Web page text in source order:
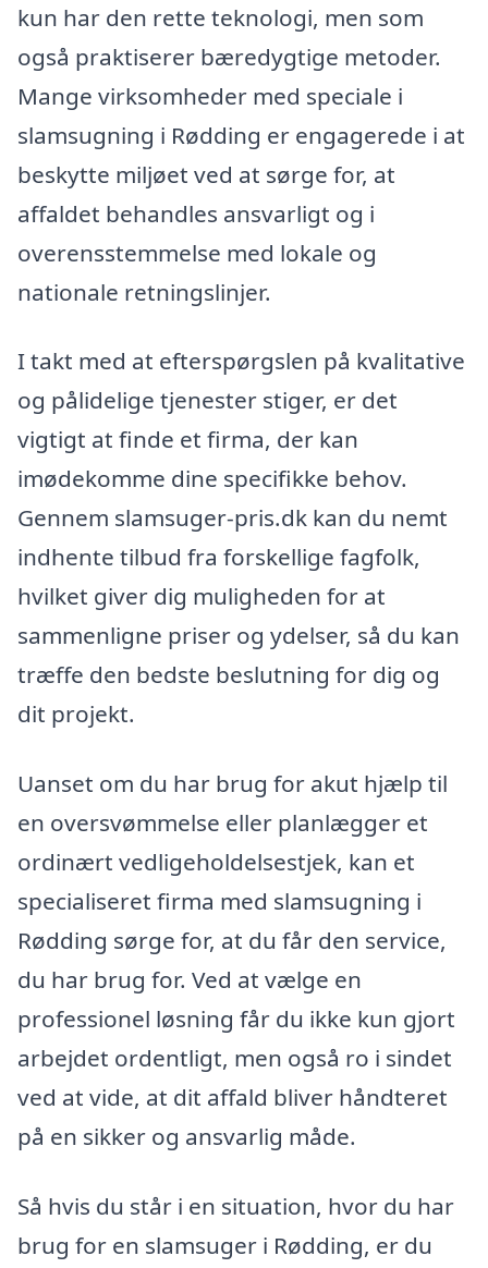
kun har den rette teknologi, men som
også praktiserer bæredygtige metoder.
Mange virksomheder med speciale i
slamsugning i Rødding er engagerede i at
beskytte miljøet ved at sørge for, at
affaldet behandles ansvarligt og i
overensstemmelse med lokale og
nationale retningslinjer.
I takt med at efterspørgslen på kvalitative
og pålidelige tjenester stiger, er det
vigtigt at finde et firma, der kan
imødekomme dine specifikke behov.
Gennem slamsuger-pris.dk kan du nemt
indhente tilbud fra forskellige fagfolk,
hvilket giver dig muligheden for at
sammenligne priser og ydelser, så du kan
træffe den bedste beslutning for dig og
dit projekt.
Uanset om du har brug for akut hjælp til
en oversvømmelse eller planlægger et
ordinært vedligeholdelsestjek, kan et
specialiseret firma med slamsugning i
Rødding sørge for, at du får den service,
du har brug for. Ved at vælge en
professionel løsning får du ikke kun gjort
arbejdet ordentligt, men også ro i sindet
ved at vide, at dit affald bliver håndteret
på en sikker og ansvarlig måde.
Så hvis du står i en situation, hvor du har
brug for en slamsuger i Rødding, er du